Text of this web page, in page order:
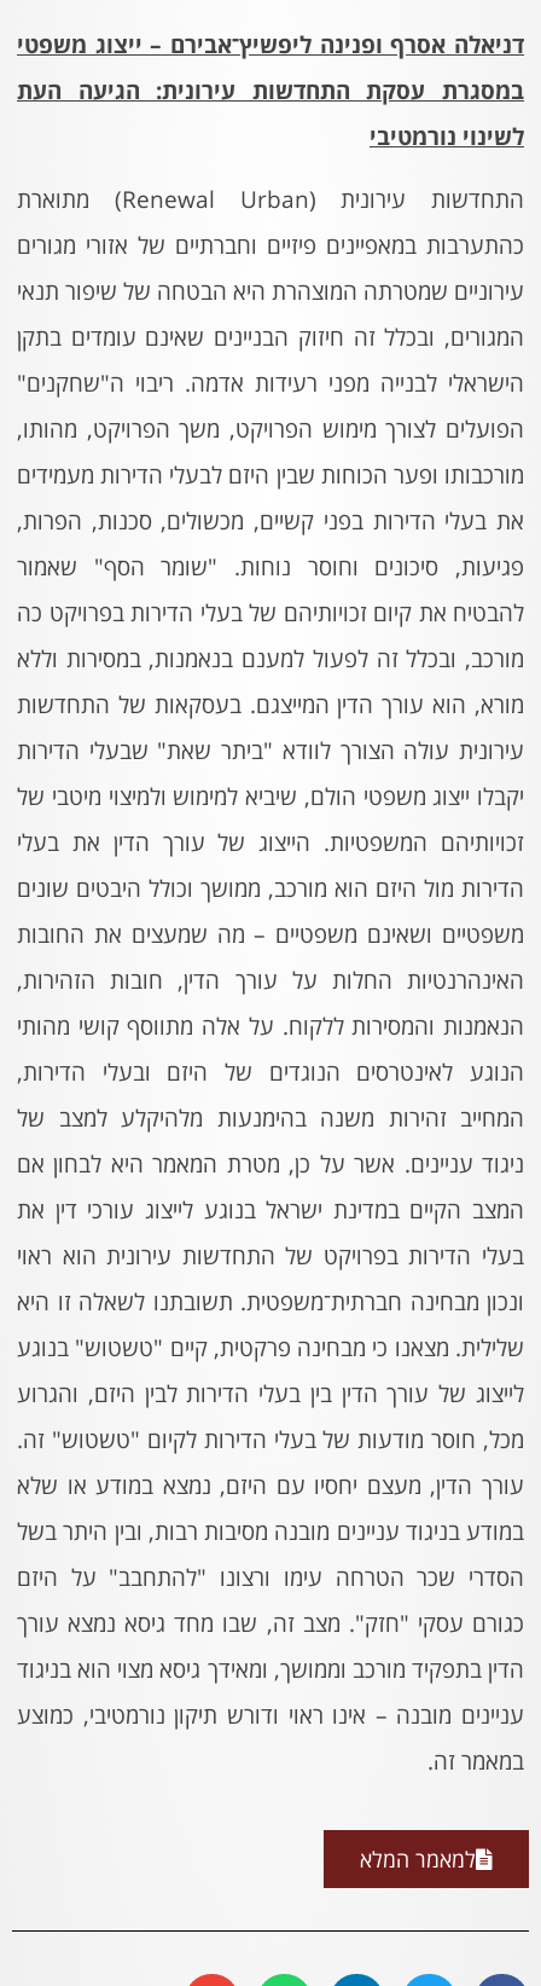
דניאלה אסרף ופנינה ליפשיץ־אבירם – ייצוג משפטי
במסגרת עסקת התחדשות עירונית: הגיעה העת
לשינוי נורמטיבי
התחדשות עירונית (Renewal Urban) מתוארת
כהתערבות במאפיינים פיזיים וחברתיים של אזורי מגורים
עירוניים שמטרתה המוצהרת היא הבטחה של שיפור תנאי
המגורים, ובכלל זה חיזוק הבניינים שאינם עומדים בתקן
הישראלי לבנייה מפני רעידות אדמה. ריבוי ה"שחקנים"
הפועלים לצורך מימוש הפרויקט, משך הפרויקט, מהותו,
מורכבותו ופער הכוחות שבין היזם לבעלי הדירות מעמידים
את בעלי הדירות בפני קשיים, מכשולים, סכנות, הפרות,
פגיעות, סיכונים וחוסר נוחות. "שומר הסף" שאמור
להבטיח את קיום זכויותיהם של בעלי הדירות בפרויקט כה
מורכב, ובכלל זה לפעול למענם בנאמנות, במסירות וללא
מורא, הוא עורך הדין המייצגם. בעסקאות של התחדשות
עירונית עולה הצורך לוודא "ביתר שאת" שבעלי הדירות
יקבלו ייצוג משפטי הולם, שיביא למימוש ולמיצוי מיטבי של
זכויותיהם המשפטיות. הייצוג של עורך הדין את בעלי
הדירות מול היזם הוא מורכב, ממושך וכולל היבטים שונים
משפטיים ושאינם משפטיים – מה שמעצים את החובות
האינהרנטיות החלות על עורך הדין, חובות הזהירות,
הנאמנות והמסירות ללקוח. על אלה מתווסף קושי מהותי
הנוגע לאינטרסים הנוגדים של היזם ובעלי הדירות,
המחייב זהירות משנה בהימנעות מלהיקלע למצב של
ניגוד עניינים. אשר על כן, מטרת המאמר היא לבחון אם
המצב הקיים במדינת ישראל בנוגע לייצוג עורכי דין את
בעלי הדירות בפרויקט של התחדשות עירונית הוא ראוי
ונכון מבחינה חברתית־משפטית. תשובתנו לשאלה זו היא
שלילית. מצאנו כי מבחינה פרקטית, קיים "טשטוש" בנוגע
לייצוג של עורך הדין בין בעלי הדירות לבין היזם, והגרוע
מכל, חוסר מודעות של בעלי הדירות לקיום "טשטוש" זה.
עורך הדין, מעצם יחסיו עם היזם, נמצא במודע או שלא
במודע בניגוד עניינים מובנה מסיבות רבות, ובין היתר בשל
הסדרי שכר הטרחה עימו ורצונו "להתחבב" על היזם
כגורם עסקי "חזק". מצב זה, שבו מחד גיסא נמצא עורך
הדין בתפקיד מורכב וממושך, ומאידך גיסא מצוי הוא בניגוד
עניינים מובנה – אינו ראוי ודורש תיקון נורמטיבי, כמוצע
במאמר זה.
למאמר המלא